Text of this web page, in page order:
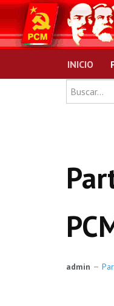
INICIO
Buscar
admin